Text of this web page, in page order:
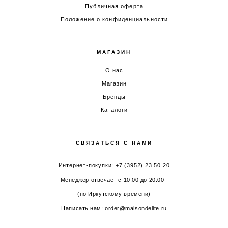
Публичная оферта
Положение о конфиденциальности
МАГАЗИН
О нас
Магазин
Бренды
Каталоги
СВЯЗАТЬСЯ С НАМИ
Интернет-покупки: +7 (3952) 23 50 20
Менеджер отвечает с 10:00 до 20:00
(по Иркутскому времени)
Написать нам: order@maisondelite.ru